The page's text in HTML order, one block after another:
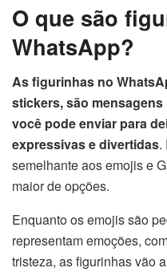
O que são
WhatsApp?
As figurinhas no
stickers, são
você pode enviar para
expressivas e divertidas.
semelhante aos emojis e
maior de opções.
Enquanto os emojis são
representam emoções,
tristeza, as figurinhas vão